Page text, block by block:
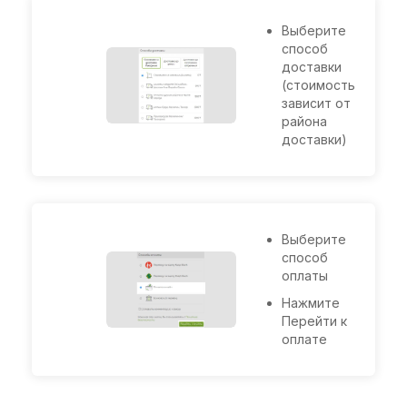
Выберите
способ
доставки
(стоимость
зависит от
района
доставки)
Выберите
способ
оплаты
Нажмите
Перейти к
оплате